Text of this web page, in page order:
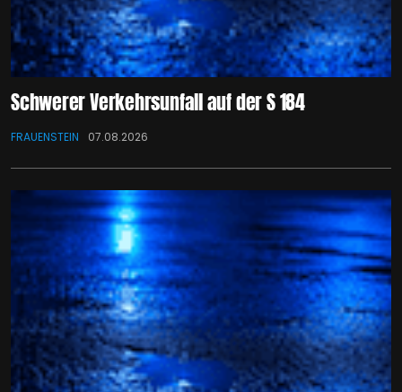
Schwerer Verkehrsunfall auf der S 184
FRAUENSTEIN 07.08.2026